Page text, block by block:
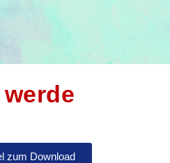
zum Download